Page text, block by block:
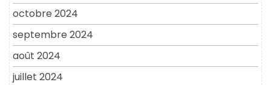
octobre 2024
septembre 2024
août 2024
juillet 2024